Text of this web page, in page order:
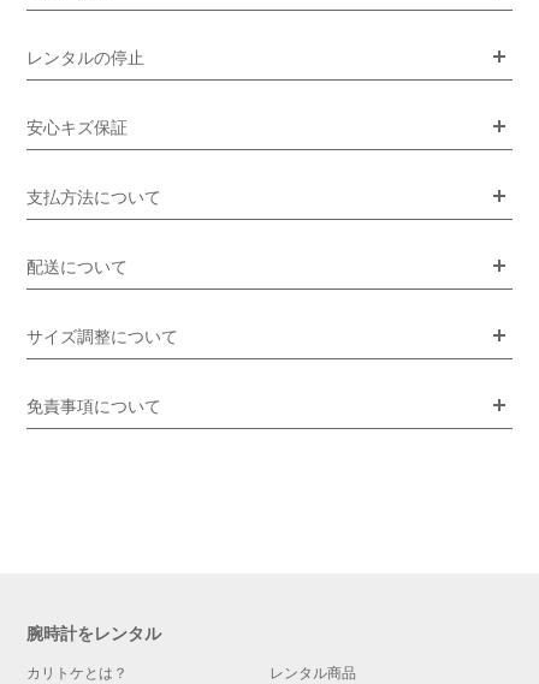
レンタルの停止
安心キズ保証
支払方法について
配送について
サイズ調整について
免責事項について
腕時計をレンタル
カリトケとは？ レンタル商品